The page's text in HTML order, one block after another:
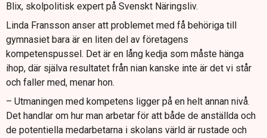
Blix, skolpolitisk expert på Svenskt Näringsliv.
Linda Fransson anser att problemet med få behöriga till
gymnasiet bara är en liten del av företagens
kompetenspussel. Det är en lång kedja som måste hänga
ihop, där själva resultatet från nian kanske inte är det vi står
och faller med, menar hon.
– Utmaningen med kompetens ligger på en helt annan nivå.
Det handlar om hur man arbetar för att både de anställda och
de potentiella medarbetarna i skolans värld är rustade och